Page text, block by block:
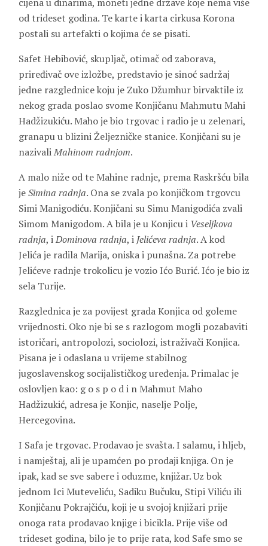
od trideset godina. Te karte i karta cirkusa Korona
postali su artefakti o kojima će se pisati.
Safet Hebibović, skupljač, otimač od zaborava,
priređivač ove izložbe, predstavio je sinoć sadržaj
jedne razglednice koju je Zuko Džumhur birvaktile iz
nekog grada poslao svome Konjičanu Mahmutu Mahi
Hadžizukiću. Maho je bio trgovac i radio je u zelenari,
granapu u blizini Željezničke stanice. Konjičani su je
nazivaliMahinom radnjom.
A malo niže od te Mahine radnje, prema Raskršću bila
jeSimina radnja. Ona se zvala po konjičkom trgovcu
Simi Manigodiću. Konjičani su Simu Manigodića zvali
Simom Manigodom. A bila je u Konjicu i Veseljkova
radnja, iDominova radnja, i Jelićeva radnja. A kod
Jelića je radila Marija, oniska i punašna. Za potrebe
Jelićeve radnje trokolicu je vozio Ićo Burić. Ićo je bio iz
sela Turije.
Razglednica je za povijest grada Konjica od goleme
vrijednosti. Oko nje bi se s razlogom mogli pozabaviti
istoričari, antropolozi, sociolozi, istraživači Konjica.
Pisana je i odaslana u vrijeme stabilnog
jugoslavenskog socijalističkog uređenja. Primalac je
oslovljen kao: g o s p o d i n Mahmut Maho
Hadžizukić, adresa je Konjic, naselje Polje,
Hercegovina.
I Safa je trgovac. Prodavao je svašta. I salamu, i hljeb,
i namještaj, ali je upamćen po prodaji knjiga. On je
ipak, kad se sve sabere i oduzme, knjižar. Uz bok
jednom Ici Muteveliću, Sadiku Bučuku, Stipi Viliću ili
Konjičanu Pokrajčiću, koji je u svojoj knjižari prije
onoga rata prodavao knjige i bicikla. Prije više od
trideset godina, bilo je to prije rata, kod Safe smo se